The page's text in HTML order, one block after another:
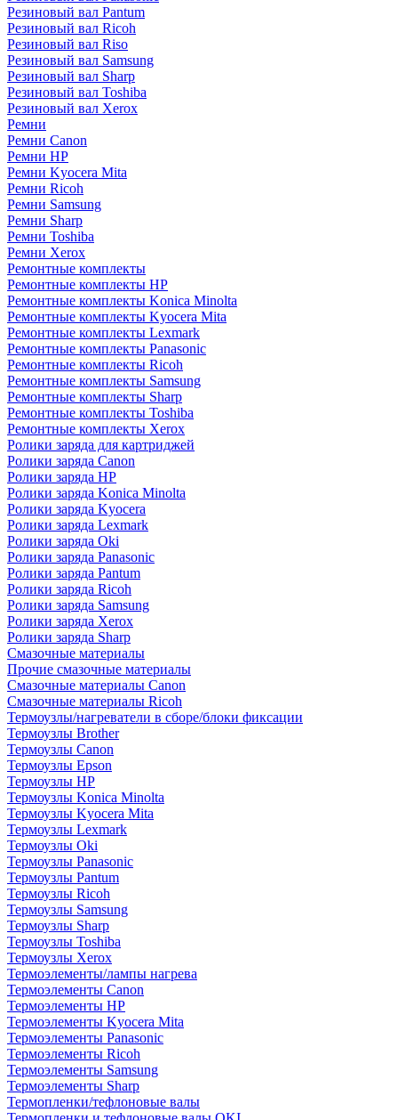
Резиновый вал Pantum
Резиновый вал Ricoh
Резиновый вал Riso
Резиновый вал Samsung
Резиновый вал Sharp
Резиновый вал Toshiba
Резиновый вал Xerox
Ремни
Ремни Canon
Ремни HP
Ремни Kyocera Mita
Ремни Ricoh
Ремни Samsung
Ремни Sharp
Ремни Toshiba
Ремни Xerox
Ремонтные комплекты
Ремонтные комплекты HP
Ремонтные комплекты Konica Minolta
Ремонтные комплекты Kyocera Mita
Ремонтные комплекты Lexmark
Ремонтные комплекты Panasonic
Ремонтные комплекты Ricoh
Ремонтные комплекты Samsung
Ремонтные комплекты Sharp
Ремонтные комплекты Toshiba
Ремонтные комплекты Xerox
Ролики заряда для картриджей
Ролики заряда Canon
Ролики заряда HP
Ролики заряда Konica Minolta
Ролики заряда Kyocera
Ролики заряда Lexmark
Ролики заряда Oki
Ролики заряда Panasonic
Ролики заряда Pantum
Ролики заряда Ricoh
Ролики заряда Samsung
Ролики заряда Xerox
Ролики заряда Sharp
Смазочные материалы
Прочие смазочные материалы
Смазочные материалы Canon
Смазочные материалы Ricoh
Термоузлы/нагреватели в сборе/блоки фиксации
Термоузлы Brother
Термоузлы Canon
Термоузлы Epson
Термоузлы HP
Термоузлы Konica Minolta
Термоузлы Kyocera Mita
Термоузлы Lexmark
Термоузлы Oki
Термоузлы Panasonic
Термоузлы Pantum
Термоузлы Ricoh
Термоузлы Samsung
Термоузлы Sharp
Термоузлы Toshiba
Термоузлы Xerox
Термоэлементы/лампы нагрева
Термоэлементы Canon
Термоэлементы HP
Термоэлементы Kyocera Mita
Термоэлементы Panasonic
Термоэлементы Ricoh
Термоэлементы Samsung
Термоэлементы Sharp
Термопленки/тефлоновые валы